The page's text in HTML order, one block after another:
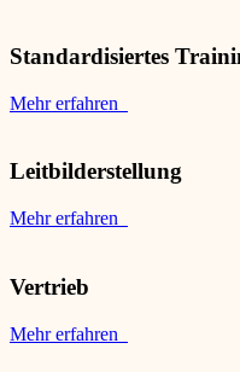
Standardisiertes
Mehr erfahren
Leitbilderstellung
Mehr erfahren
Vertrieb
Mehr erfahren